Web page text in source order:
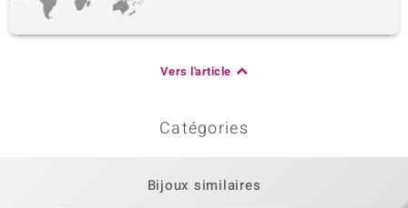
Vers l'article
Catégories
Bijoux similaires